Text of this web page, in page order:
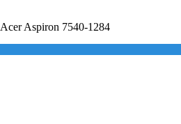
Acer Aspiron 7540-1284